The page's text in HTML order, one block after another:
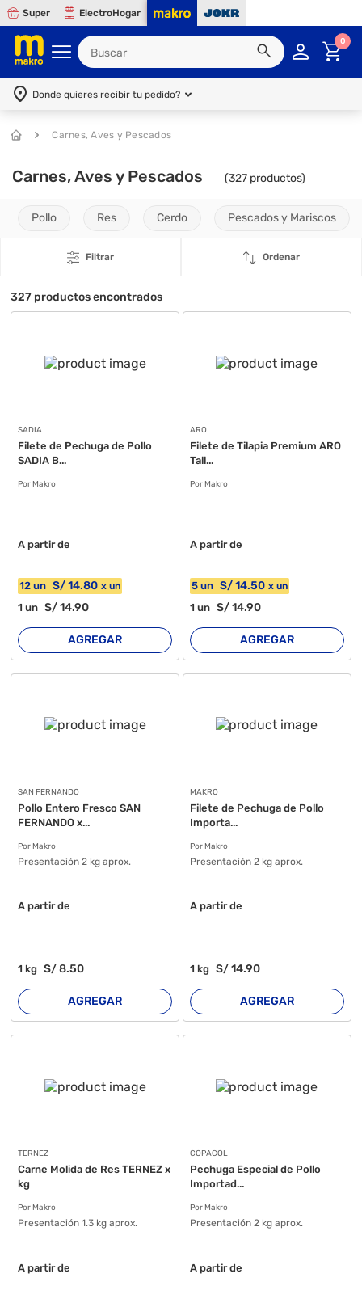
Super ElectroHogar
0
Donde quieres recibir tu pedido?
Carnes, Aves y Pescados
Carnes, Aves y Pescados (327 productos)
Pollo Res Cerdo Pescados y Mariscos
Filtrar Ordenar
327 productos encontrados
SADIA
Filete de Pechuga de Pollo
SADIA B...
Por Makro
A partir de
12 un S/14.80 xun
1un S/14.90
AGREGAR
ARO
Filete de Tilapia Premium ARO
Tall...
Por Makro
A partir de
5 un S/14.50 x un
1 un S/14.90
AGREGAR
SAN FERNANDO
Pollo Entero Fresco SAN
FERNANDO x...
Por Makro
Presentación 2 kg aprox.
A partir de
1kg S/8.50
AGREGAR
MAKRO
Filete de Pechuga de Pollo
Importa...
Por Makro
Presentación 2 kg aprox.
A partir de
1 kg S/14.90
AGREGAR
TERNEZ
Carne Molida de Res TERNEZ x
kg
Por Makro
Presentación 1.3 kg aprox.
A partir de
COPACOL
Pechuga Especial de Pollo
Importad...
Por Makro
Presentación 2 kg aprox.
A partir de